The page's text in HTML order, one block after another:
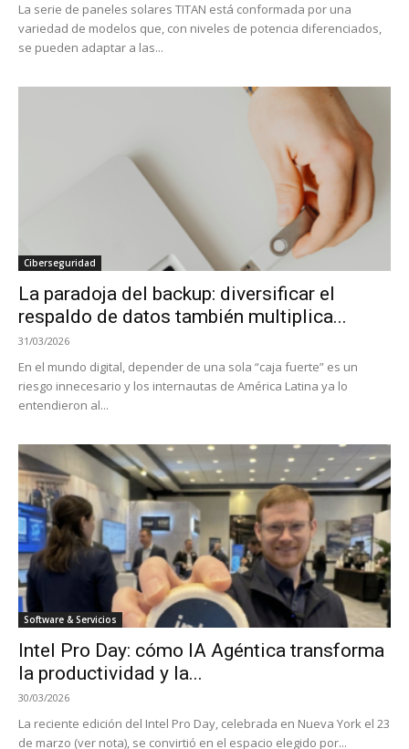
La serie de paneles solares TITAN está conformada por una
variedad de modelos que, con niveles de potencia diferenciados,
se pueden adaptar a las...
Ciberseguridad
La paradoja del backup: diversificar el
respaldo de datos también multiplica...
31/03/2026
En el mundo digital, depender de una sola “caja fuerte” es un
riesgo innecesario y los internautas de América Latina ya lo
entendieron al...
Software & Servicios
Intel Pro Day: cómo IA Agéntica transforma
la productividad y la...
30/03/2026
La reciente edición del Intel Pro Day, celebrada en Nueva York el 23
de marzo (ver nota), se convirtió en el espacio elegido por...